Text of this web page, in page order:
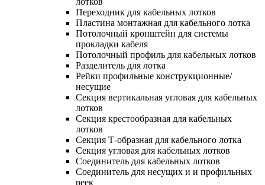
Переходник для кабельных лотков
Пластина монтажная для кабельного лотка
Потолочный кронштейн для системы
прокладки кабеля
Потолочный профиль для кабельных лотков
Разделитель для лотка
Рейки профильные конструкционные/
несущие
Секция вертикальная угловая для кабельных
лотков
Секция крестообразная для кабельных
лотков
Секция Т-образная для кабельного лотка
Секция угловая для кабельных лотков
Соединитель для кабельных лотков
Соединитель для несущих и и профильных
реек